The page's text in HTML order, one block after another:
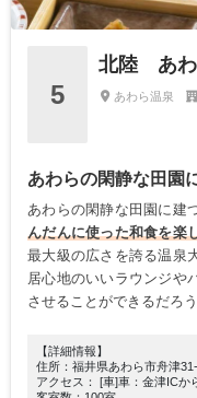
5
北陸 あ
あわら温泉
あわらの閑静な田園
あわらの閑静な田園に建
んだんに使った和食を楽
最大級の広さを誇る温泉
居心地のいいラウンジや
させることができるだろう
【詳細情報】
住所：福井県あわら市舟津
アクセス： [車]車：金津ICか